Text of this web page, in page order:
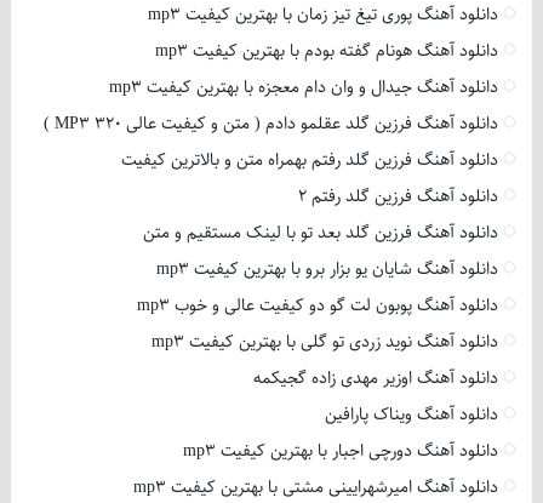
دانلود آهنگ پوری تیغ تیز زمان با بهترین کیفیت mp3
دانلود آهنگ هونام گفته بودم با بهترین کیفیت mp3
دانلود آهنگ جیدال و وان دام معجزه با بهترین کیفیت mp3
دانلود آهنگ فرزین گلد عقلمو دادم ( متن و کیفیت عالی 320 MP3 )
دانلود آهنگ فرزین گلد رفتم بهمراه متن و بالاترین کیفیت
دانلود آهنگ فرزین گلد رفتم 2
دانلود آهنگ فرزین گلد بعد تو با لینک مستقیم و متن
دانلود آهنگ شایان یو بزار برو با بهترین کیفیت mp3
دانلود آهنگ پوبون لت گو دو کیفیت عالی و خوب mp3
دانلود آهنگ نوید زردی تو گلی با بهترین کیفیت mp3
دانلود آهنگ اوزیر مهدی زاده گجیکمه
دانلود آهنگ ویناک پارافین
دانلود آهنگ دورچی اجبار با بهترین کیفیت mp3
دانلود آهنگ امیرشهرایینی مشتی با بهترین کیفیت mp3